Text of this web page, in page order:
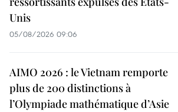
Unis
05/08/2026 09:06
AIMO 2026 : le Vietnam remporte
plus de 200 distinctions à
l’Olympiade mathématique d’Asie